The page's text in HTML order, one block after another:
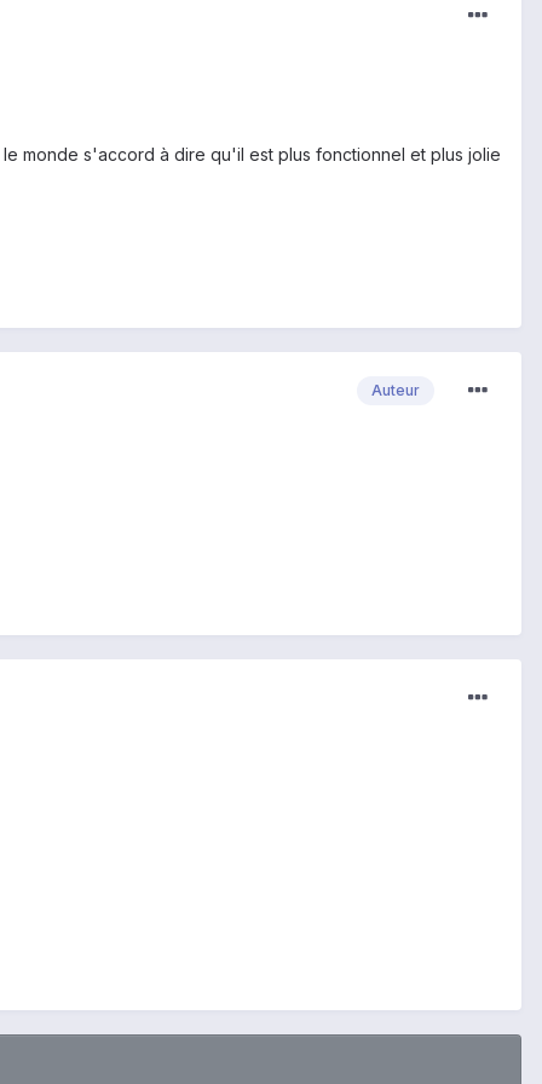
monde s'accord à dire qu'il est plus fonctionnel et plus jolie
Auteur